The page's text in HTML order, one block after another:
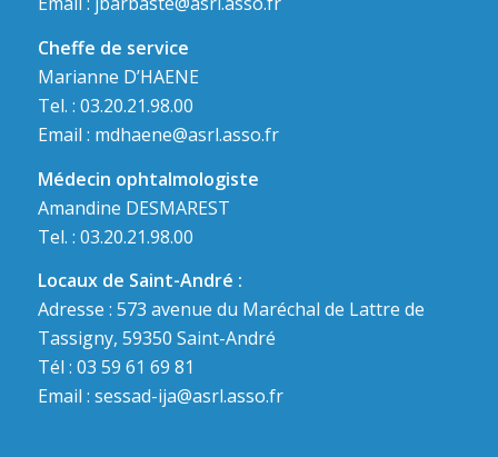
Cheffe de service
Marianne D’HAENE
Tel. : 03.20.21.98.00
Email : mdhaene@asrl.asso.fr
Médecin ophtalmologiste
Amandine DESMAREST
Tel. : 03.20.21.98.00
Locaux de Saint-André :
Adresse : 573 avenue du Maréchal de Lattre de
Tassigny, 59350 Saint-André
Tél : 03 59 61 69 81
Email : sessad-ija@asrl.asso.fr